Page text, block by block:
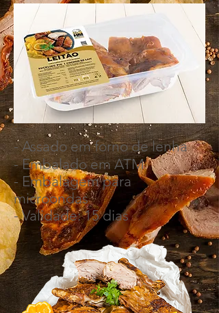
- Assado em forno de lenha
- Embalado em ATM
- Embalagem para
microondas
- Validade: 15 dias